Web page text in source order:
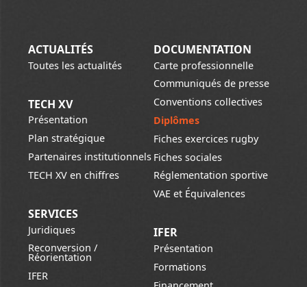
ACTUALITÉS
Toutes les actualités
TECH XV
Présentation
Plan stratégique
Partenaires institutionnels
TECH XV en chiffres
SERVICES
Juridiques
Reconversion /
Réorientation
IFER
DOCUMENTATION
Carte professionnelle
Communiqués de presse
Conventions collectives
Diplômes
Fiches exercices rugby
Fiches sociales
Réglementation sportive
VAE et Équivalences
IFER
Présentation
Formations